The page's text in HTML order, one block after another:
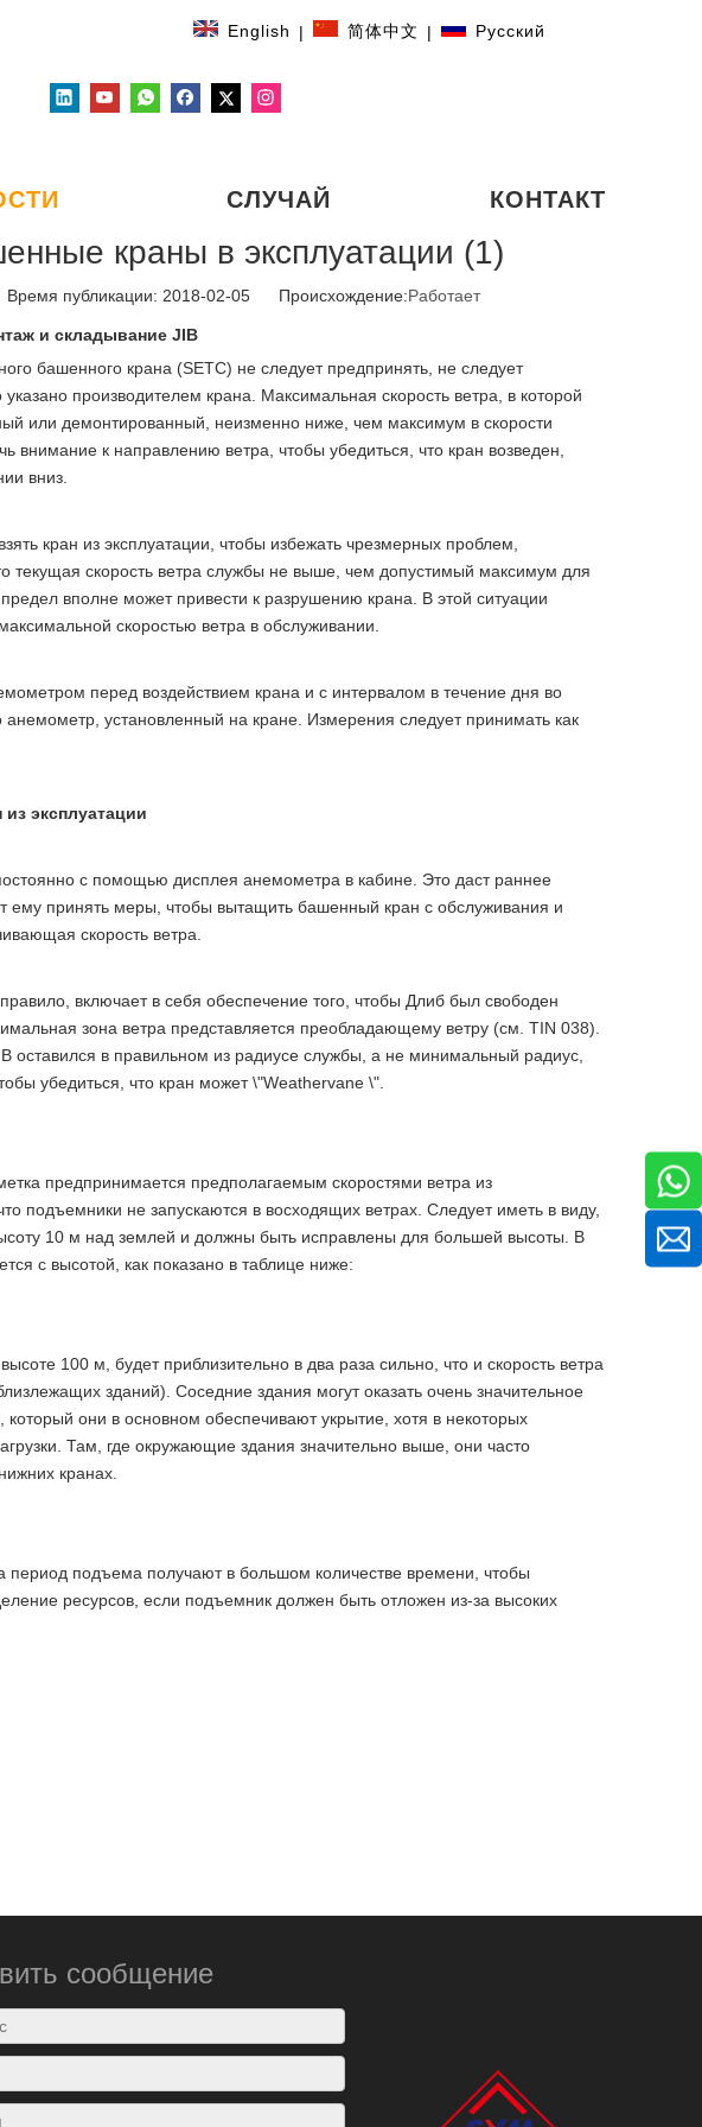
English | 简体中文 | Pусский
СЛУЧАЙ КОНТАКТ
краны в эксплуатации (1)
публикации: 2018-02-05 Происхождение:Работает
и складывание JIB
башенного крана (SETC) не следует предпринять, не следует
производителем крана. Максимальная скорость ветра, в которой
или демонтированный, неизменно ниже, чем максимум в скорости
внимание к направлению ветра, чтобы убедиться, что кран возведен,
вниз.
кран из эксплуатации, чтобы избежать чрезмерных проблем,
текущая скорость ветра службы не выше, чем допустимый максимум для
вполне может привести к разрушению крана. В этой ситуации
скоростью ветра в обслуживании.
перед воздействием крана и с интервалом в течение дня во
установленный на кране. Измерения следует принимать как
эксплуатации
с помощью дисплея анемометра в кабине. Это даст раннее
ему принять меры, чтобы вытащить башенный кран с обслуживания и
скорость ветра.
включает в себя обеспечение того, чтобы Длиб был свободен
зона ветра представляется преобладающему ветру (см. TIN 038).
оставился в правильном из радиусе службы, а не минимальный радиус,
убедиться, что кран может \"Weathervane \".
предпринимается предполагаемым скоростями ветра из
подъемники не запускаются в восходящих ветрах. Следует иметь в виду,
10 м над землей и должны быть исправлены для большей высоты. В
с высотой, как показано в таблице ниже:
100 м, будет приблизительно в два раза сильно, что и скорость ветра
зданий). Соседние здания могут оказать очень значительное
они в основном обеспечивают укрытие, хотя в некоторых
Там, где окружающие здания значительно выше, они часто
кранах.
подъема получают в большом количестве времени, чтобы
ресурсов, если подъемник должен быть отложен из-за высоких
сообщение